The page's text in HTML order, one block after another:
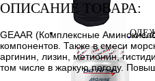
ОПИСАНИЕ ТОВАРА:
GEAAR (Комплексные
компонентов. Также в смеси
аргинин, лизин, метионин,
том числе в жаркую погоду.